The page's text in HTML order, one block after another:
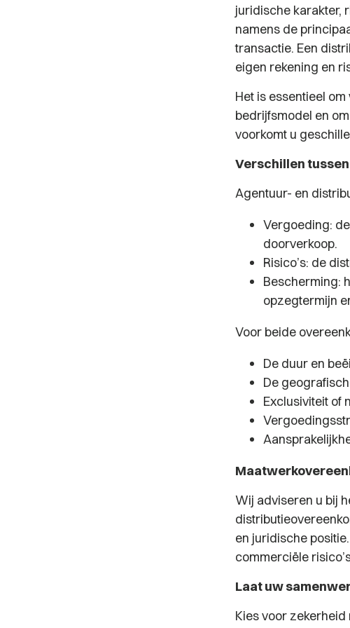
juridische karakter,
namens de
transactie. Een
eigen rekening en
Het is essentieel
bedrijfsmodel en
voorkomt u
Verschillen
Agentuur- en
Vergoeding:
doorverkoop.
Risico’s: de
Bescherming:
opzegtermijn
Voor beide
De duur en
De
Exclusiviteit of
Wij adviseren u bij
en juridische
commerciële
Laat uw
Kies voor